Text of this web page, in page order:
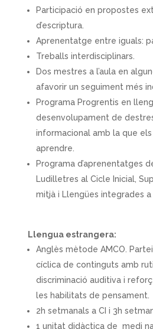
Participació en propostes
d’escriptura.
Aprenentatge entre iguals:
Treballs interdisciplinars.
Dos mestres a l’aula en
afavorir un seguiment més
Programa Progrentis en
desenvolupament de
informacional amb la que
aprendre.
Programa d’aprenentatges
Ludilletres al Cicle Inicial,
mitjà i Llengües integrades a
Llengua estrangera:
Anglès mètode AMCO.
cíclica de continguts amb
discriminació auditiva i
les habilitats de pensament.
2h setmanals a CI i 3h
1 unitat didàctica de medi